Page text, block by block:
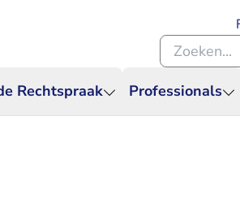
Rechtspraak Professionals
Zoeken